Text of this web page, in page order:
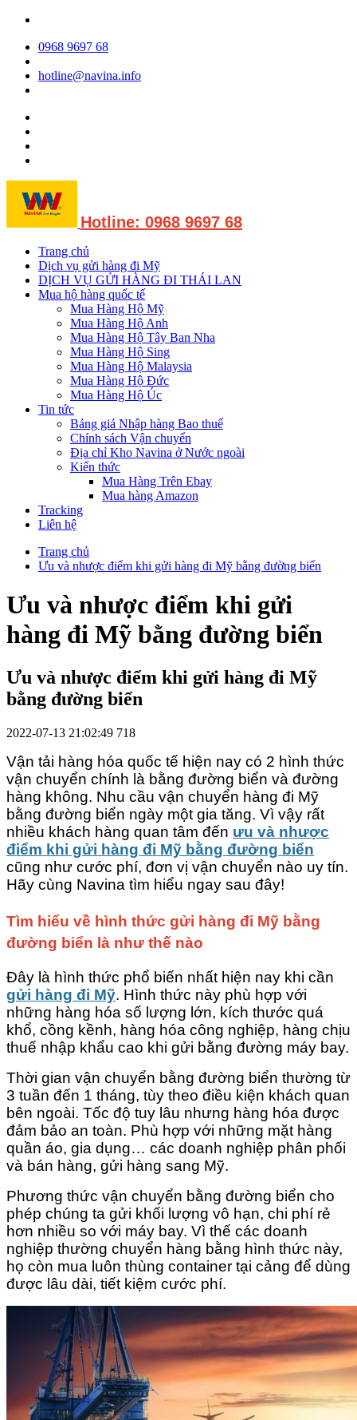
0968 9697 68
hotline@navina.info
Hotline: 0968 9697 68
Trang chủ
Dịch vụ gửi hàng đi Mỹ
DỊCH VỤ GỬI HÀNG ĐI THÁI LAN
Mua hộ hàng quốc tế
Mua Hàng Hộ Mỹ
Mua Hàng Hộ Anh
Mua Hàng Hộ Tây Ban Nha
Mua Hàng Hộ Sing
Mua Hàng Hộ Malaysia
Mua Hàng Hộ Đức
Mua Hàng Hộ Úc
Tin tức
Bảng giá Nhập hàng Bao thuế
Chính sách Vận chuyển
Địa chỉ Kho Navina ở Nước ngoài
Kiến thức
Mua Hàng Trên Ebay
Mua hàng Amazon
Tracking
Liên hệ
Trang chủ
Ưu và nhược điểm khi gửi hàng đi Mỹ bằng đường biển
Ưu và nhược điểm khi gửi
hàng đi Mỹ bằng đường biển
Ưu và nhược điểm khi gửi hàng đi Mỹ
bằng đường biển
2022-07-13 21:02:49 718
Vận tải hàng hóa quốc tế hiện nay có 2 hình thức
vận chuyển chính là bằng đường biển và đường
hàng không. Nhu cầu vận chuyển hàng đi Mỹ
bằng đường biển ngày một gia tăng. Vì vậy rất
nhiều khách hàng quan tâm đến ưu và nhược
điểm khi gửi hàng đi Mỹ bằng đường biển
cũng như cước phí, đơn vị vận chuyển nào uy tín.
Hãy cùng Navina tìm hiểu ngay sau đây!
Tìm hiểu về hình thức gửi hàng đi Mỹ bằng
đường biển là như thế nào
Đây là hình thức phổ biến nhất hiện nay khi cần
gửi hàng đi Mỹ. Hình thức này phù hợp với
những hàng hóa số lượng lớn, kích thước quá
khổ, cồng kềnh, hàng hóa công nghiệp, hàng chịu
thuế nhập khẩu cao khi gửi bằng đường máy bay.
Thời gian vận chuyển bằng đường biển thường từ
3 tuần đến 1 tháng, tùy theo điều kiện khách quan
bên ngoài. Tốc độ tuy lâu nhưng hàng hóa được
đảm bảo an toàn. Phù hợp với những mặt hàng
quần áo, gia dụng… các doanh nghiệp phân phối
và bán hàng, gửi hàng sang Mỹ.
Phương thức vận chuyển bằng đường biển cho
phép chúng ta gửi khối lượng vô hạn, chi phí rẻ
hơn nhiều so với máy bay. Vì thế các doanh
nghiệp thường chuyển hàng bằng hình thức này,
họ còn mua luôn thùng container tại cảng để dùng
được lâu dài, tiết kiệm cước phí.